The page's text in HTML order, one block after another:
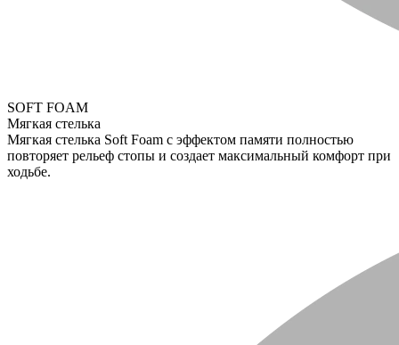
SOFT FOAM
Мягкая стелька
Мягкая стелька Soft Foam с эффектом памяти полностью
повторяет рельеф стопы и создает максимальный комфорт при
ходьбе.